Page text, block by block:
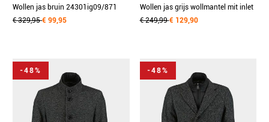
Wollen jas bruin 24301ig09/871
forte
€ 329,95€ 99,95
Wollen jas grijs wollmantel mit inlet
213013459/840
€ 249,99€ 129,90
-48% -48%